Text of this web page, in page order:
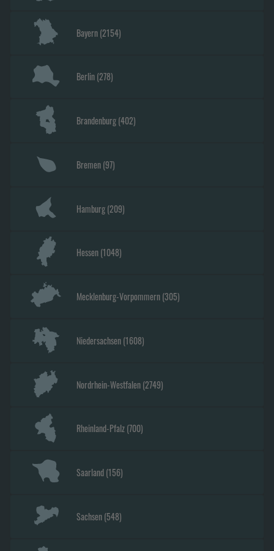
Bayern(2154)
Berlin(278)
Brandenburg(402)
Bremen(97)
Hamburg(209)
Hessen(1048)
Mecklenburg-Vorpommern(305)
Niedersachsen(1608)
Nordrhein-Westfalen(2749)
Rheinland-Pfalz(700)
Saarland(156)
Sachsen(548)